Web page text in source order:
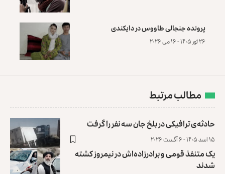
پرونده‌ جنجالی طاووس در دایکندی
۲۶ ثور ۱۴۰۵ - ۱۶ می ۲۰۲۶
مطالب مرتبط
حادثه‌ی ترافیکی در بلخ جان سه نفر را گرفت
۱۵ اسد ۱۴۰۵ - ۶ آگست ۲۰۲۶
یک متنفذ قومی و برادرزاده‌اش در نیمروز کشته
شدند